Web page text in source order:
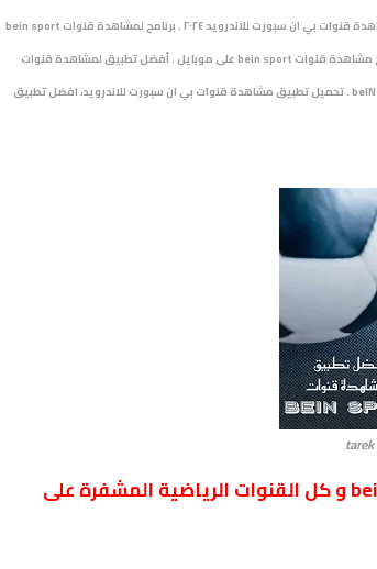
أفضل التطبيق لمشاهدة قنوات الرياضية التابعة لشبكة بي إن bein . تحميل تطبيق مشاهدة قنوات بي ان سبورت للاندرويد ٢٠٢٤ . برنامج لمشاهدة قنوات bein sport
للاندرويد . برنامج مشاهدة قنوات بي ان سبورت بدون تقطيع tarek tv live . أفضل برنامج مشاهدة قنوات bein sport على موبايل . أفضل تطبيق لمشاهدة قنوات
bein sport بدون تقطيع على الهاتف . افضل تطبيق لمشاهدة المباريات مباشرة beIN sports . تحميل تطبيق مشاهدة قنوات بي ان سبورت للاندرويد، افضل تطبيق
أفضل تطبيق مشاهدة قنوات بي ان سبورت bein sport و كل القنوات الرياضية المشفرة على